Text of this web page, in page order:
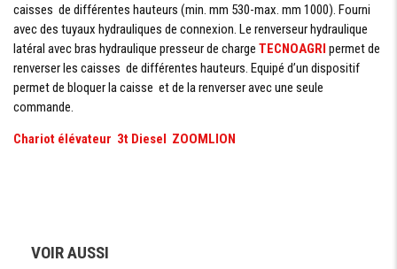
caisses de différentes hauteurs (min. mm 530-max. mm 1000). Fourni
avec des tuyaux hydrauliques de connexion. Le renverseur hydraulique
latéral avec bras hydraulique presseur de charge TECNOAGRI permet de
renverser les caisses de différentes hauteurs. Equipé d’un dispositif
permet de bloquer la caisse et de la renverser avec une seule
commande.
Chariot élévateur 3t Diesel ZOOMLION
VOIR AUSSI